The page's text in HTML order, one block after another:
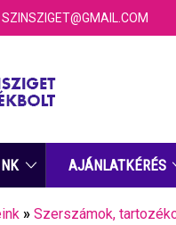
SZINSZIGET@GMAIL.COM
AJÁNLATKÉRÉS
» Szerszámok,